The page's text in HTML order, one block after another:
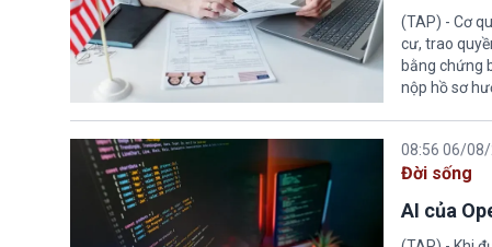
(TAP) - Cơ
cư, trao
bằng chứng
nộp hồ sơ
08:56 06/
Đời sống
AI của